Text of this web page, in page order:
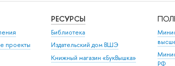
проекты
РЕСУРСЫ
Библиотека
Издательский дом ВШЭ
Книжный магазин «БукВышка»
РФ